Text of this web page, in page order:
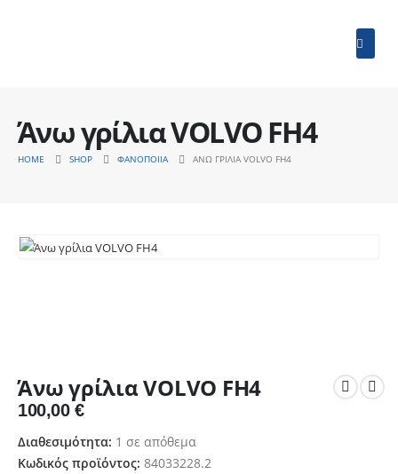
Άνω γρίλια VOLVO FH4
HOME SHOP ΦΑΝΟΠΟΙΊΑ ΆΝΩ ΓΡΊΛΙΑ VOLVO FH4
Άνω γρίλια VOLVO FH4
100,00€
Διαθεσιμότητα: 1 σε απόθεμα
Κωδικός προϊόντος: 84033228.2